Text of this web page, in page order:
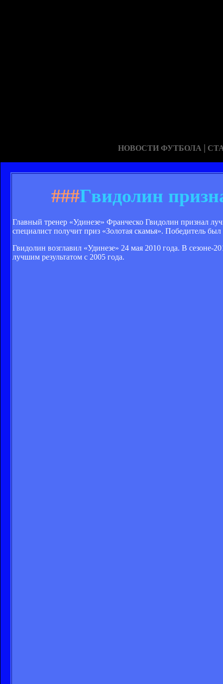
НОВОСТИ ФУТБОЛА |
###Гвидолин
Главный тренер «Удинезе» Франческо Гвидолин признал
специалист получит приз «Золотая скамья». Победитель
Гвидолин возглавил «Удинезе» 24 мая 2010 года. В сезоне-
лучшим результатом с 2005 года.